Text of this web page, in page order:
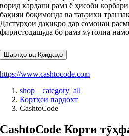
ворид кардани рамз ё ҳисоби
бақияи боқимонда ва таърихи
Дастурҳои дақиқро дар сомонаи
фиристодашуда бо рамз мутолиа
Шартҳо ва Қоидаҳо
https://www.cashtocode.com
shop__category_all
Кортҳои пардохт
CashtoCode
CashtoCode Корти